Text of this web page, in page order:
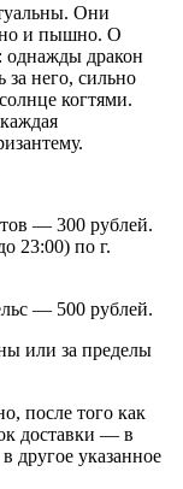
Они
и пышно. О
однажды дракон
за него, сильно
когтями.
— 300 рублей.
23:00) по г.
— 500 рублей.
или за пределы
после того как
доставки — в
другое указанное